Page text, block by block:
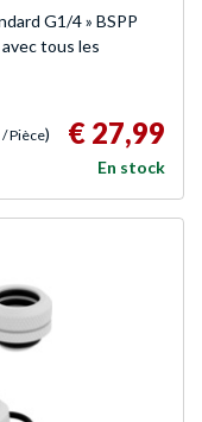
G1/4 » BSPP
tous les
/ Pièce) € 27,99
En stock